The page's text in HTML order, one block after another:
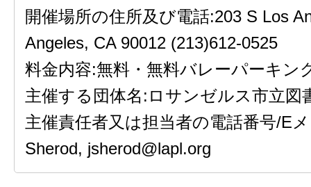
開催場所の住所及び電話:203 S Los
Angeles, CA 90012 (213)612-0525
料金内容:無料・無料バレーパーキン
主催する団体名:ロサンゼルス市立図
主催責任者又は担当者の電話番号/E
Sherod, jsherod@lapl.org